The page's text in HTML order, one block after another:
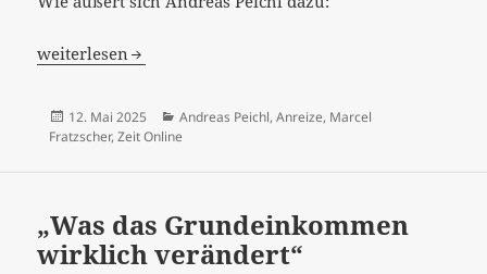
„Grundeinkommen für alle?“ – ein Gespräch zwischen
weiterlesen
Veröffentlicht
am
12. Mai 2025 Kategorien
Andreas Peichl, Anreize, Marcel
Fratzscher, Zeit Online
„Was das Grundeinkommen
wirklich verändert“